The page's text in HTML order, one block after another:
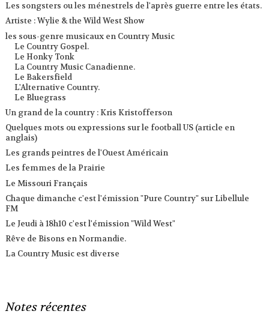
Les songsters ou les ménestrels de l'après guerre entre les états.
Artiste : Wylie & the Wild West Show
les sous-genre musicaux en Country Music
Le Country Gospel.
Le Honky Tonk
La Country Music Canadienne.
Le Bakersfield
L'Alternative Country.
Le Bluegrass
Un grand de la country : Kris Kristofferson
Quelques mots ou expressions sur le football US (article en
anglais)
Les grands peintres de l'Ouest Américain
Les femmes de la Prairie
Le Missouri Français
Chaque dimanche c'est l'émission "Pure Country" sur Libellule
FM
Le Jeudi à 18h10 c'est l'émission "Wild West"
Rêve de Bisons en Normandie.
La Country Music est diverse
Notes récentes